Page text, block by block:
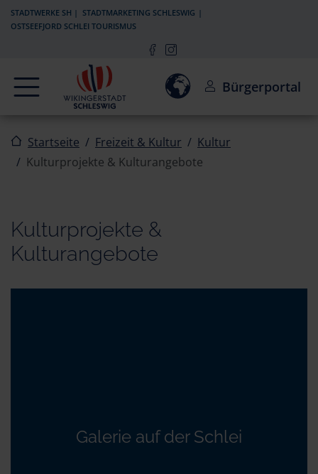
Zur Navigation springen
Zum Inhalt springen
STADTWERKE SH
STADTMARKETING SCHLESWIG
OSTSEEFJORD SCHLEI TOURISMUS
Navigation Einwilligung zur Aktivierung
Bürgerportal
Startseite Freizeit & Kultur
Kultur
Kulturprojekte & Kulturangebote
Kulturprojekte &
Kulturangebote
Galerie auf der Schlei